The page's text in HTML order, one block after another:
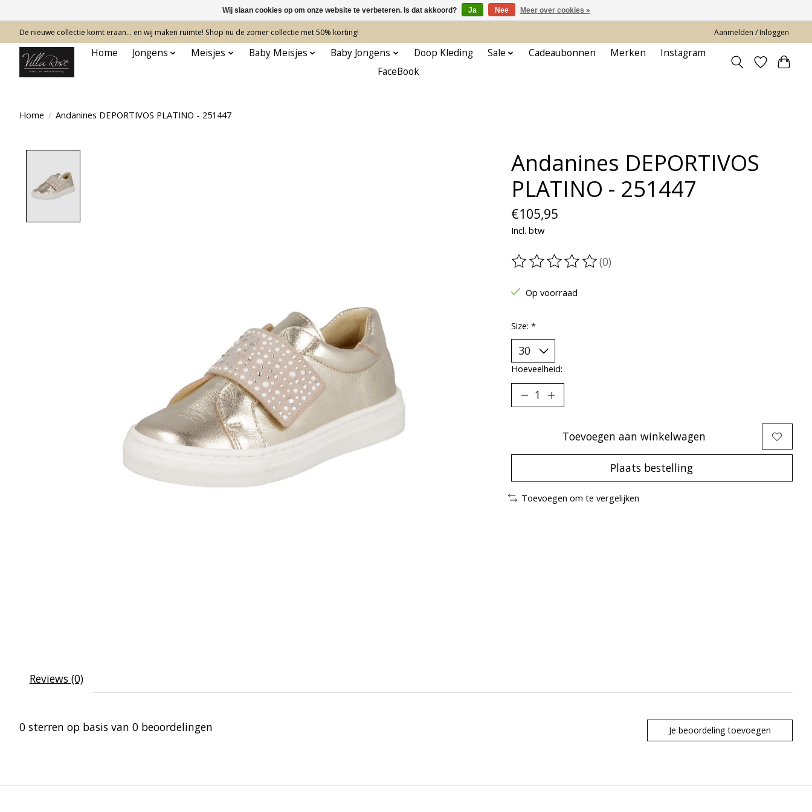
De nieuwe collectie komt eraan… en wij maken ruimte! Shop nu de zomer collectie met 50% korting! Aanmelden / Inloggen
Home Jongens Meisjes Baby Meisjes Baby Jongens Doop Kleding Sale Cadeaubonnen Merken
Instagram
FaceBook
Home / Andanines DEPORTIVOS PLATINO - 251447
Andanines DEPORTIVOS
PLATINO - 251447
€105,95
Incl. btw
De beoordeling van dit product is
(0)
Op voorraad
Size: *
Hoeveelheid:
Toevoegen aan winkelwagen
Plaats bestelling
Toevoegen om te vergelijken
Reviews (0)
0 sterren op basis van 0 beoordelingen Je beoordeling toevoegen
Wij slaan cookies op om onze website te verbeteren. Is dat akkoord? Ja Nee Meer over cookies »